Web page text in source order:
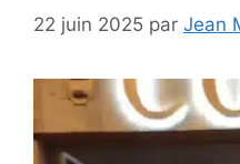
22 juin 2025 par Jean